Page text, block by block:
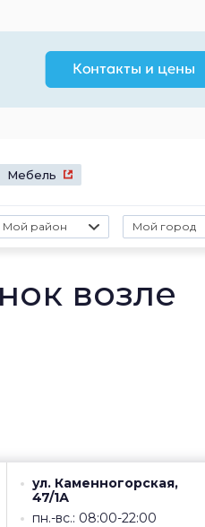
Мебель
Мой район Мой город
возле
ул. Каменногорская,
47/1А
пн.-вс.: 08:00-22:00